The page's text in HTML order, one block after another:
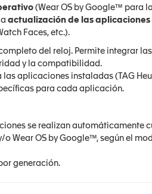
(Wear OS by Google™ para
actualización de las aplicaciones
Faces, etc.).
del reloj. Permite integrar las
y la compatibilidad.
las aplicaciones instaladas (TAG
para cada aplicación.
se realizan automáticamente
Wear OS by Google™, según el
generación.